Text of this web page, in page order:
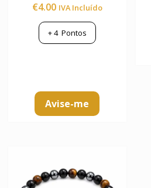
€4.00 IVA Incluído
+4Pontos
Avise-me